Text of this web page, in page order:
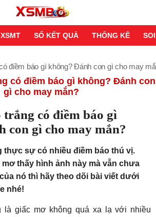
XSMT SỔ KẾT QUẢ THỐNG KÊ
điềm báo gì không? Đánh con gì cho may
có điềm báo gì không? Đánh con
gì cho may mắn?
có điềm báo gì
con gì cho may mắn?
thực sự có nhiều điềm báo thú vị.
mơ thấy hình ảnh này mà vẫn chưa
nó thì hãy theo dõi bài viết dưới
nhé!
là giấc mơ không quá xa lạ với nhiều